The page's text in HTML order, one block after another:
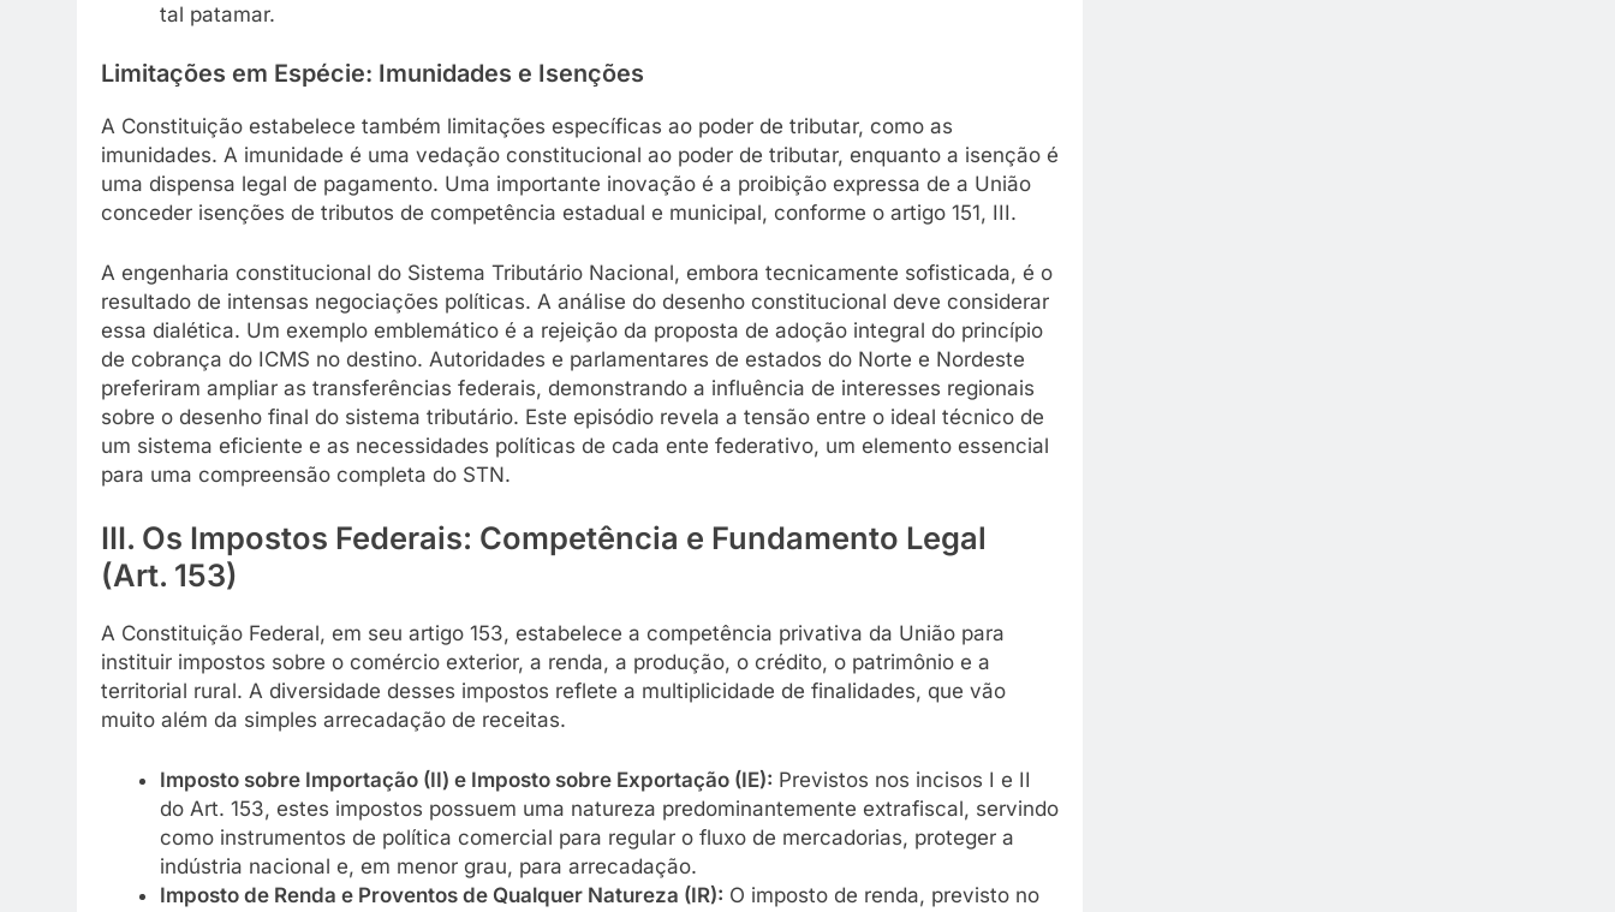
tal patamar.
Limitações em Espécie: Imunidades e Isenções
A Constituição estabelece também limitações específicas ao poder de tributar, como as
imunidades. A imunidade é uma vedação constitucional ao poder de tributar, enquanto a isenção é
uma dispensa legal de pagamento. Uma importante inovação é a proibição expressa de a União
conceder isenções de tributos de competência estadual e municipal, conforme o artigo 151, III.
A engenharia constitucional do Sistema Tributário Nacional, embora tecnicamente sofisticada, é o
resultado de intensas negociações políticas. A análise do desenho constitucional deve considerar
essa dialética. Um exemplo emblemático é a rejeição da proposta de adoção integral do princípio
de cobrança do ICMS no destino. Autoridades e parlamentares de estados do Norte e Nordeste
preferiram ampliar as transferências federais, demonstrando a influência de interesses regionais
sobre o desenho final do sistema tributário. Este episódio revela a tensão entre o ideal técnico de
um sistema eficiente e as necessidades políticas de cada ente federativo, um elemento essencial
para uma compreensão completa do STN.
III. Os Impostos Federais: Competência e Fundamento Legal
(Art. 153)
A Constituição Federal, em seu artigo 153, estabelece a competência privativa da União para
instituir impostos sobre o comércio exterior, a renda, a produção, o crédito, o patrimônio e a
territorial rural. A diversidade desses impostos reflete a multiplicidade de finalidades, que vão
muito além da simples arrecadação de receitas.
Imposto sobre Importação (II) e Imposto sobre Exportação (IE): Previstos nos incisos I e II
do Art. 153, estes impostos possuem uma natureza predominantemente extrafiscal, servindo
como instrumentos de política comercial para regular o fluxo de mercadorias, proteger a
indústria nacional e, em menor grau, para arrecadação.
Imposto de Renda e Proventos de Qualquer Natureza (IR): O imposto de renda, previsto no